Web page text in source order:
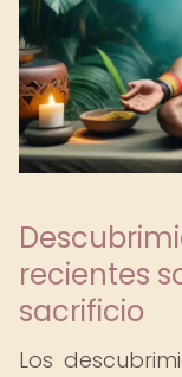
recientes
sacrificio
Los